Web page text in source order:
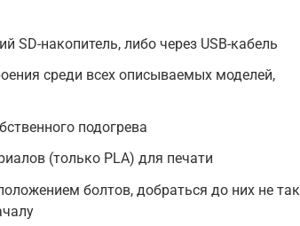
SD-накопитель, либо через USB-кабель
среди всех описываемых моделей,
подогрева
(только PLA) для печати
болтов, добраться до них не так